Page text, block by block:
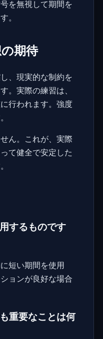
を無視して期間を
。
期待
、現実的な制約を
。実際の練習は、
行われます。強度
ん。これが、実際
て健全で安定した
するものです
短い期間を使用
ョンが良好な場合
重要なことは何